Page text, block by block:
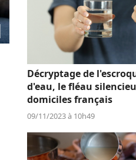
Décryptage de
d'eau, le fléau
domiciles français
09/11/2023 à 10h49